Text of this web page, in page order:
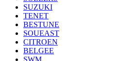
SUZUKI
TENET
BESTUNE
SOUEAST
CITROEN
BELGEE